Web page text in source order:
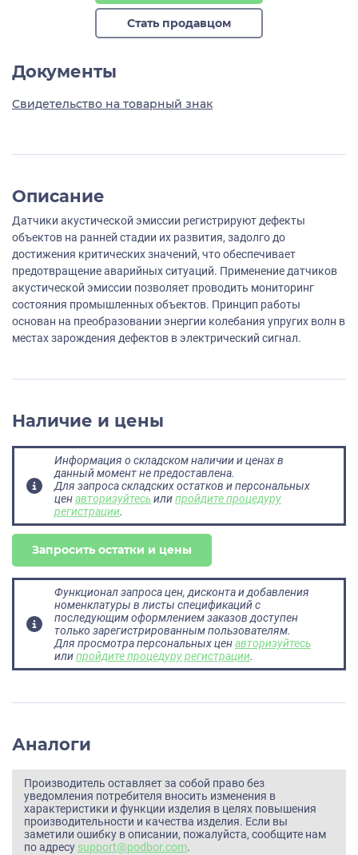
Стать продавцом
Документы
Свидетельство на товарный знак
Описание
Датчики акустической эмиссии регистрируют дефекты
объектов на ранней стадии их развития, задолго до
достижения критических значений, что обеспечивает
предотвращение аварийных ситуаций. Применение датчиков
акустической эмиссии позволяет проводить мониторинг
состояния промышленных объектов. Принцип работы
основан на преобразовании энергии колебания упругих волн в
местах зарождения дефектов в электрический сигнал.
Наличие и цены
Информация о складском наличии и ценах в
данный момент не предоставлена.
Для запроса складских остатков и персональных
ценавторизуйтесьилипройдите процедуру
регистрации.
Запросить остатки и цены
Функционал запроса цен, дисконта и добавления
номенклатуры в листы спецификаций с
последующим оформлением заказов доступен
только зарегистрированным пользователям.
Для просмотра персональных ценавторизуйтесь
илипройдите процедуру регистрации.
Аналоги
Производитель оставляет за собой право без
уведомления потребителя вносить изменения в
характеристики и функции изделия в целях повышения
производительности и качества изделия. Если вы
заметили ошибку в описании, пожалуйста, сообщите нам
по адресу support@podbor.com.